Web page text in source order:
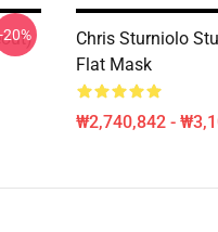
-20%
Chris Sturniolo
Flat Mask
₩2,740,842 -